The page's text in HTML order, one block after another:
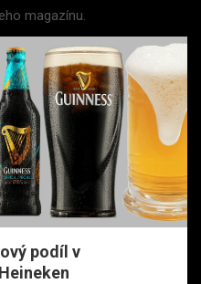
magazínu.
podíl v